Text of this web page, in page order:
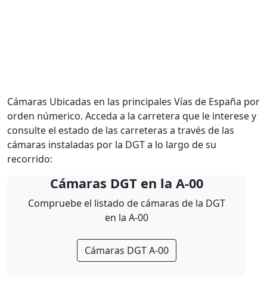
Cámaras Ubicadas en las principales Vías de España por
orden númerico. Acceda a la carretera que le interese y
consulte el estado de las carreteras a través de las
cámaras instaladas por la DGT a lo largo de su
recorrido:
Cámaras DGT en la A-00
Compruebe el listado de cámaras de la DGT
en la A-00
Cámaras DGT A-00